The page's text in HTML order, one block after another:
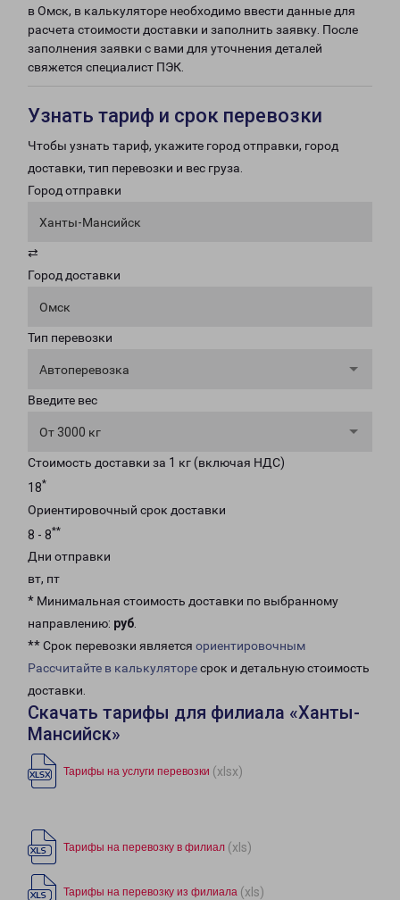
в Омск, в калькуляторе необходимо ввести данные для
расчета стоимости доставки и заполнить заявку. После
заполнения заявки с вами для уточнения деталей
свяжется специалист ПЭК.
Узнать тариф и срок перевозки
Чтобы узнать тариф, укажите город отправки, город
доставки, тип перевозки и вес груза.
Город отправки
Ханты-Мансийск
⇄
Город доставки
Омск
Тип перевозки
Автоперевозка
Введите вес
От 3000 кг
Стоимость доставки за 1 кг (включая НДС)
18*
Ориентировочный срок доставки
8 - 8**
Дни отправки
вт, пт
* Минимальная стоимость доставки по выбранному
направлению: руб.
** Срок перевозки является ориентировочным
Рассчитайте в калькуляторесрок и детальную стоимость
доставки.
Скачать тарифы для филиала «Ханты-
Мансийск»
Тарифы на услуги перевозки (xlsx)
Тарифы на перевозку в филиал (xls)
Тарифы на перевозку из филиала (xls)